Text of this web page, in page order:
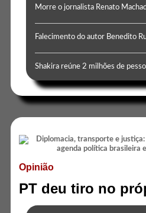
Morre o jornalista Renato
Falecimento do autor Benedito
Shakira reúne 2 milhões de
Opinião
PT deu tiro no